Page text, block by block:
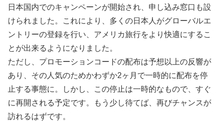
日本国内でのキャンペーンが開始され、申し込み窓口も設
けられました。これにより、多くの日本人がグローバルエ
ントリーの登録を行い、アメリカ旅行をより快適にするこ
とが出来るようになりました。
ただし、プロモーションコードの配布は予想以上の反響が
あり、その人気のためかわずか2ヶ月で一時的に配布を停
止する事態に。しかし、この停止は一時的なもので、すぐ
に再開される予定です。もう少し待てば、再びチャンスが
訪れるはずです。